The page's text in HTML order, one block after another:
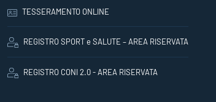
TESSERAMENTO ONLINE
REGISTRO SPORT e SALUTE – AREA RISERVATA
REGISTRO CONI 2.0 - AREA RISERVATA